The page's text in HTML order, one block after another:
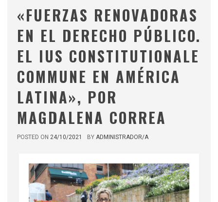
«FUERZAS RENOVADORAS
EN EL DERECHO PÚBLICO.
EL IUS CONSTITUTIONALE
COMMUNE EN AMÉRICA
LATINA», POR
MAGDALENA CORREA
POSTED ON 24/10/2021 BYADMINISTRADOR/A